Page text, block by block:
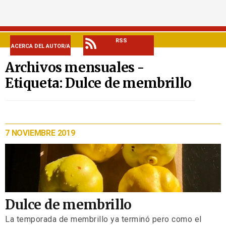
ACERCA DEL AUTOR/A
RSS
Archivos mensuales -
Etiqueta: Dulce de membrillo
7 NOVIEMBRE 2019
Dulce de membrillo
La temporada de membrillo ya terminó pero como el